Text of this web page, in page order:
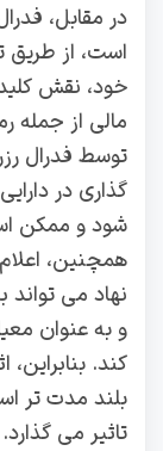
در مقابل،
است، از طریق
خود، نقش
مالی از جمله
توسط فدرال
گذاری در
شود و ممکن
همچنین،
نهاد می‌ تواند
و به عنوان
کند.
بلند مدت‌ تر
تاثیر می‌ گذارد.